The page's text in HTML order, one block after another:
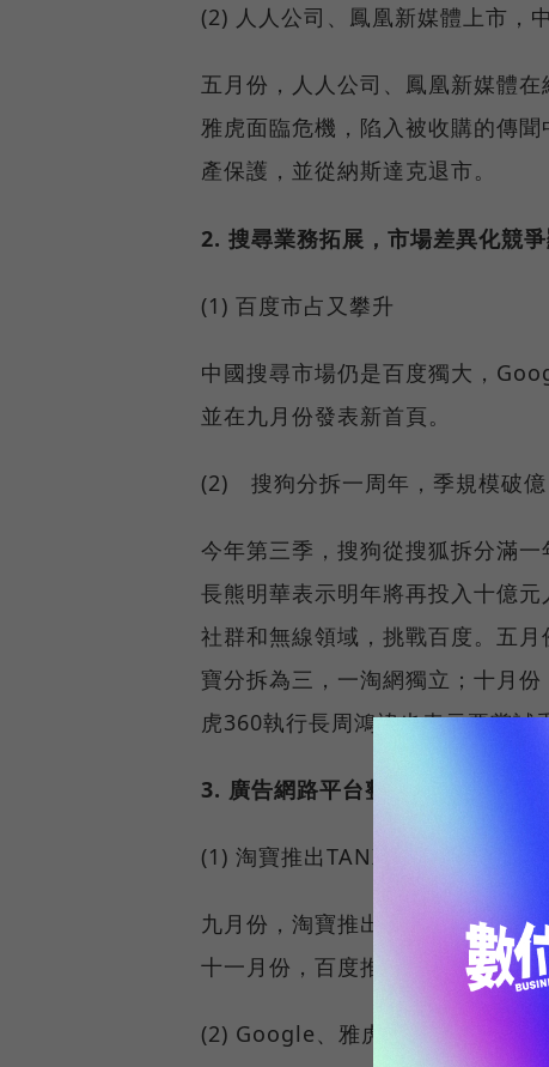
(2) 人人公司、鳳凰新媒體上市，
五月份，人人公司、鳳凰新媒體
雅虎面臨危機，陷入被收購的傳
產保護，並從納斯達克退市。
2. 搜尋業務拓展，市場差異化競
(1) 百度市占又攀升
中國搜尋市場仍是百度獨大，
並在九月份發表新首頁。
(2) 搜狗分拆一周年，季規模破
今年第三季，搜狗從搜狐拆分滿
長熊明華表示明年將再投入十億
社群和無線領域，挑戰百度。五
寶分拆為三，一淘網獨立；十月
虎360執行長周鴻禕也表示要嘗試
3. 廣告網路平台整合，網路廣告長
(1) 淘寶推出TANX廣告交易平台，
九月份，淘寶推出TANX展示行銷
十一月份，百度推廣十周年，首次
(2) Google、雅虎繼續收購網路廣